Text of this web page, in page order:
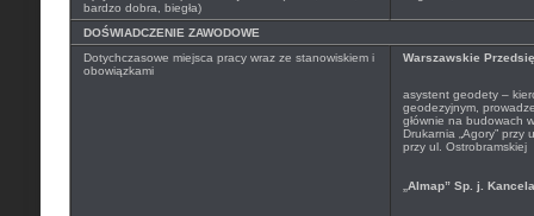
bardzo dobra, biegła)
DOŚWIADCZENIE ZAWODOWE
Dotychczasowe miejsca pracy wraz ze stanowiskiem i
obowiązkami
Warszawskie
asystent geodety –
geodezyjnym,
głównie na budowach
Drukarnia „Agory” przy
przy ul. Ostrobramskiej
„Almap” Sp. j.